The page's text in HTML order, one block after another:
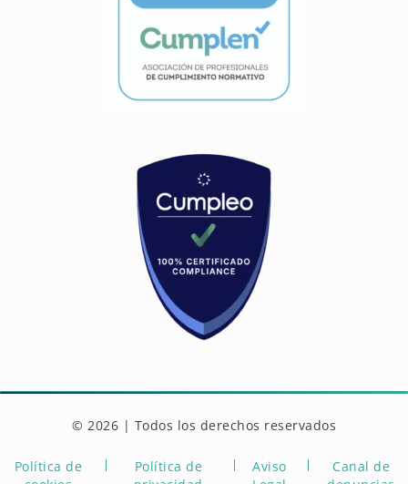
© 2026 | Todos los derechos reservados
Política de
Política de
Aviso
Canal de